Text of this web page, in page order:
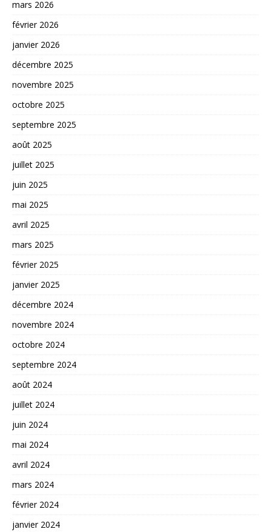
mars 2026
février 2026
janvier 2026
décembre 2025
novembre 2025
octobre 2025
septembre 2025
août 2025
juillet 2025
juin 2025
mai 2025
avril 2025
mars 2025
février 2025
janvier 2025
décembre 2024
novembre 2024
octobre 2024
septembre 2024
août 2024
juillet 2024
juin 2024
mai 2024
avril 2024
mars 2024
février 2024
janvier 2024